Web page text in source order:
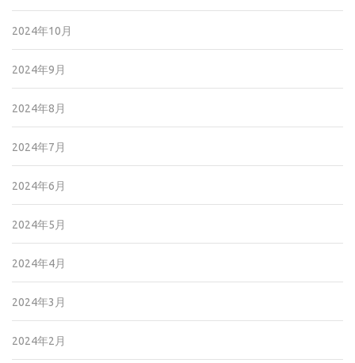
2024年10月
2024年9月
2024年8月
2024年7月
2024年6月
2024年5月
2024年4月
2024年3月
2024年2月